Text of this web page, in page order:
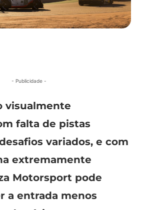
- Publicidade -
visualmente
falta de pistas
variados, e com
extremamente
Motorsport pode
a entrada menos